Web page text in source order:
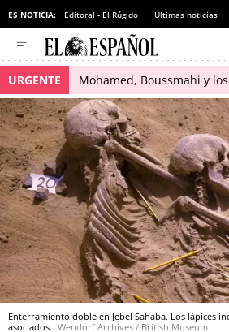
ES NOTICIA: Editoral - El Rúgido Últimas noticias
URGENTE Mohamed, Boussmahi y
Enterramiento doble en Jebel Sahaba. Los lápices
asociados. Wendorf Archives / British Museum